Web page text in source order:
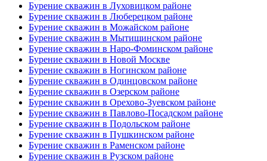
Бурение скважин в Луховицком районе
Бурение скважин в Люберецком районе
Бурение скважин в Можайском районе
Бурение скважин в Мытищинском районе
Бурение скважин в Наро-Фоминском районе
Бурение скважин в Новой Москве
Бурение скважин в Ногинском районе
Бурение скважин в Одинцовском районе
Бурение скважин в Озерском районе
Бурение скважин в Орехово-Зуевском районе
Бурение скважин в Павлово-Посадском районе
Бурение скважин в Подольском районе
Бурение скважин в Пушкинском районе
Бурение скважин в Раменском районе
Бурение скважин в Рузском районе